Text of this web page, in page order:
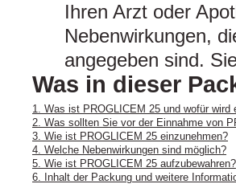
Ihren Arzt oder
Nebenwirkungen,
angegeben sind.
Was in dieser
1. Was ist PROGLICEM 25 und wofür wird
2. Was sollten Sie vor der Einnahme von
3. Wie ist PROGLICEM 25 einzunehmen?
4. Welche Nebenwirkungen sind möglich?
5. Wie ist PROGLICEM 25 aufzubewahren?
6. Inhalt der Packung und weitere